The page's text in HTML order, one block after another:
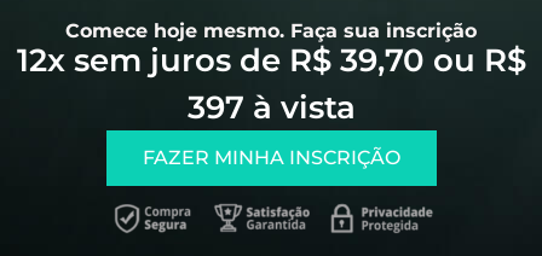
Comece hoje mesmo. Faça sua inscrição
12x sem juros de R$ 39,70 ou R$
397 à vista
FAZER MINHA INSCRIÇÃO